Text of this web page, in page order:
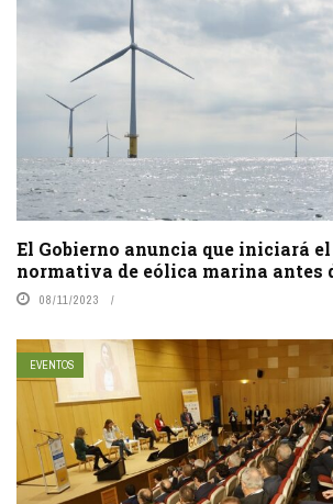
El Gobierno anuncia que iniciará
normativa de eólica marina antes
08/11/2023
EVENTOS